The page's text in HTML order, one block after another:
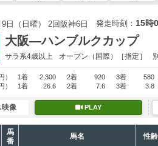
日（日曜） 2回阪神6日 発走時刻： 15時
大阪―ハンブルクカップ
サラ系4歳以上 オープン （国際）［指定］
） 1着 2,300 2着 920 3着
580
） 1着 26.6 2着 7.6 3着 3.8
映像 PLAY
馬
番
馬名 性齢